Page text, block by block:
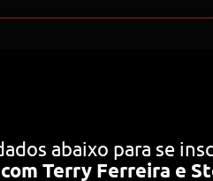
abaixo para se
com Terry Ferreira e